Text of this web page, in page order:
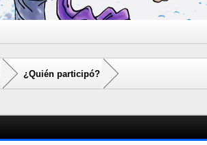
¿Quién participó?